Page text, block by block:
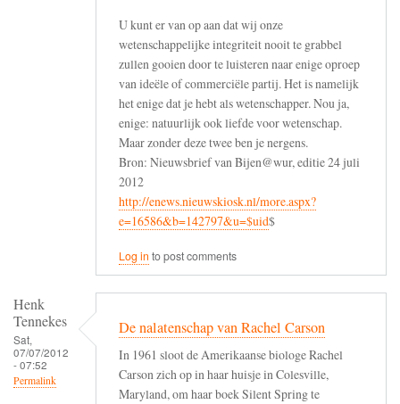
U kunt er van op aan dat wij onze
wetenschappelijke integriteit nooit te grabbel
zullen gooien door te luisteren naar enige oproep
van ideële of commerciële partij. Het is namelijk
het enige dat je hebt als wetenschapper. Nou ja,
enige: natuurlijk ook liefde voor wetenschap.
Maar zonder deze twee ben je nergens.
Bron: Nieuwsbrief van Bijen@wur, editie 24 juli
2012
http://enews.nieuwskiosk.nl/more.aspx?
e=16586&b=142797&u=$uid$
Log in to post comments
Henk
Tennekes
Sat,
07/07/2012
- 07:52
Permalink
De nalatenschap van Rachel Carson
In 1961 sloot de Amerikaanse biologe Rachel
Carson zich op in haar huisje in Colesville,
Maryland, om haar boek Silent Spring te